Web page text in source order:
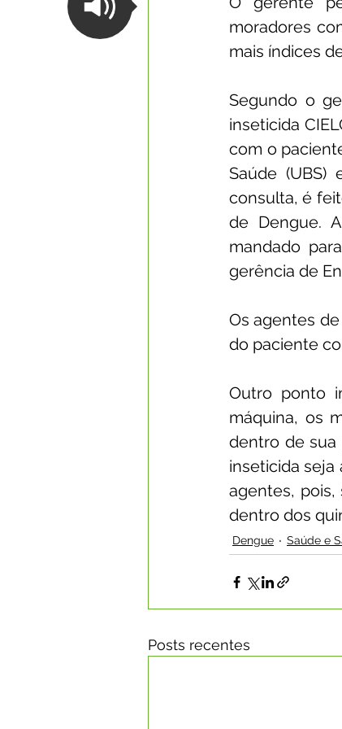
Nota de Esclarecimento
Segurança Pública
moradores
mais índices
Segundo o
inseticida
com o
Saúde
consulta, é
de Dengue.
mandado
gerência de
Os agentes
do paciente
Outro ponto
máquina, os
dentro de sua
inseticida
agentes,
dentro dos
Dengue Saúde e
Posts recentes